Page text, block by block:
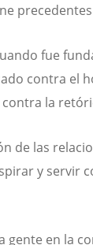
fue
contra el
la
de las
y servir
gente en la